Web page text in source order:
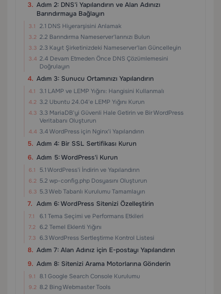
Adım 2: DNS'i Yapılandırın ve Alan Adınızı
Barındırmaya Bağlayın
2.1 DNS Hiyerarşisini Anlamak
2.2 Barındırma Nameserver'larınızı Bulun
2.3 Kayıt Şirketinizdeki Nameserver'ları Güncelleyin
2.4 Devam Etmeden Önce DNS Çözümlemesini
Doğrulayın
Adım 3: Sunucu Ortamınızı Yapılandırın
3.1 LAMP ve LEMP Yığını: Hangisini Kullanmalı
3.2 Ubuntu 24.04'e LEMP Yığını Kurun
3.3 MariaDB'yi Güvenli Hale Getirin ve Bir WordPress
Veritabanı Oluşturun
3.4 WordPress için Nginx'i Yapılandırın
Adım 4: Bir SSL Sertifikası Kurun
Adım 5: WordPress'i Kurun
5.1 WordPress'i İndirin ve Yapılandırın
5.2 wp-config.php Dosyasını Oluşturun
5.3 Web Tabanlı Kurulumu Tamamlayın
Adım 6: WordPress Sitenizi Özelleştirin
6.1 Tema Seçimi ve Performans Etkileri
6.2 Temel Eklenti Yığını
6.3 WordPress Sertleştirme Kontrol Listesi
Adım 7: Alan Adınız için E-postayı Yapılandırın
Adım 8: Sitenizi Arama Motorlarına Gönderin
8.1 Google Search Console Kurulumu
8.2 Bing Webmaster Tools